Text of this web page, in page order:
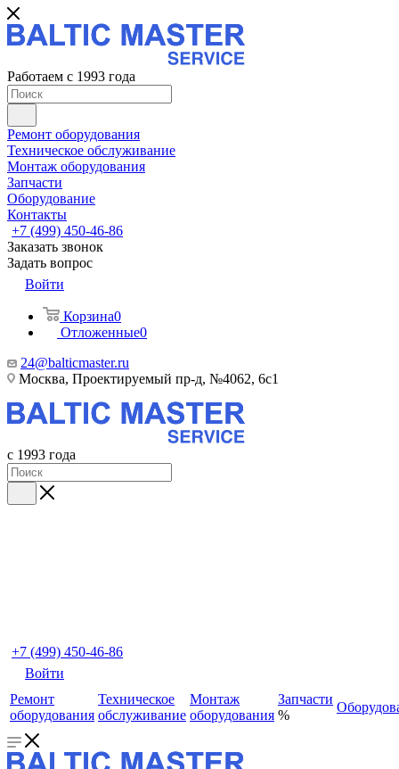
Работаем с 1993 года
Ремонт оборудования
Техническое обслуживание
Монтаж оборудования
Запчасти
Оборудование
Контакты
+7 (499) 450-46-86
Заказать звонок
Задать вопрос
Войти
Корзина0
Отложенные0
24@balticmaster.ru
Москва, Проектируемый пр-д, №4062, 6с1
с 1993 года
+7 (499) 450-46-86
Войти
Ремонт
оборудования
Техническое
обслуживание
Монтаж
оборудования
Запчасти
%